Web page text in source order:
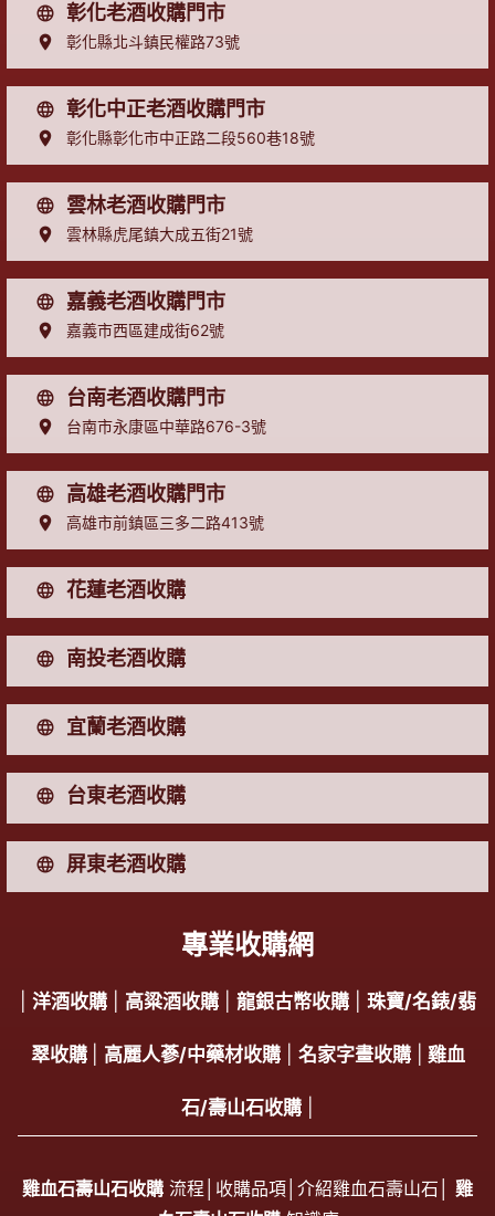
彰化老酒收購門市
彰化縣北斗鎮民權路73號
彰化中正老酒收購門市
彰化縣彰化市中正路二段560巷18號
雲林老酒收購門市
雲林縣虎尾鎮大成五街21號
嘉義老酒收購門市
嘉義市西區建成街62號
台南老酒收購門市
台南市永康區中華路676-3號
高雄老酒收購門市
高雄市前鎮區三多二路413號
花蓮老酒收購
南投老酒收購
宜蘭老酒收購
台東老酒收購
屏東老酒收購
專業收購網
洋酒收購| 高粱酒收購 龍銀古幣收購| 珠寶/名錶/翡
翠收購 高麗人蔘/中藥材收購| 名家字畫收購| 雞血
石/壽山石收購
雞血石壽山石收購 流程│ 收購品項 介紹雞血石壽山石
雞